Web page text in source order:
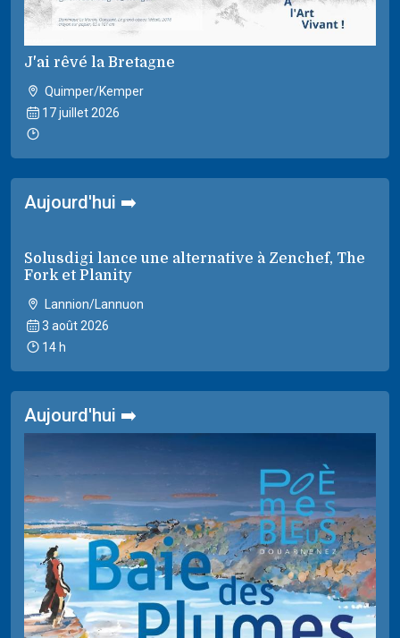
J'ai rêvé la Bretagne
Quimper/Kemper
17 juillet 2026
Aujourd'hui ➡️
Solusdigi lance une alternative à Zenchef, The
Fork et Planity
Lannion/Lannuon
3 août 2026
14 h
Aujourd'hui ➡️